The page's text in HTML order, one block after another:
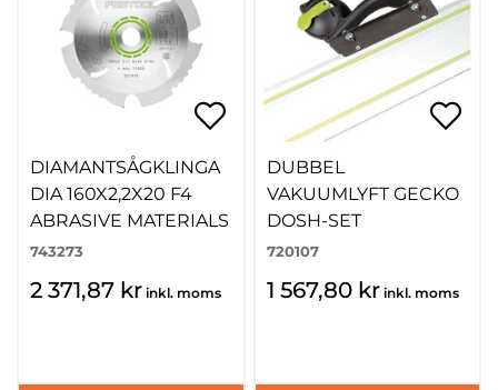
DIAMANTSÅGKLINGA
DIA 160X2,2X20 F4
ABRASIVE MATERIALS
743273
2 371,87 kr inkl. moms
DUBBEL
VAKUUMLYFT GECKO
DOSH-SET
720107
1 567,80 kr inkl. moms